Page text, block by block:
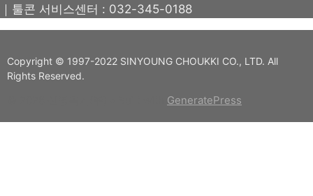
｜툴콘 서비스센터 : 032-345-0188
Copyright © 1997-2022 SINYOUNG CHOUKKI CO., LTD. All
Rights Reserved.
GeneratePress